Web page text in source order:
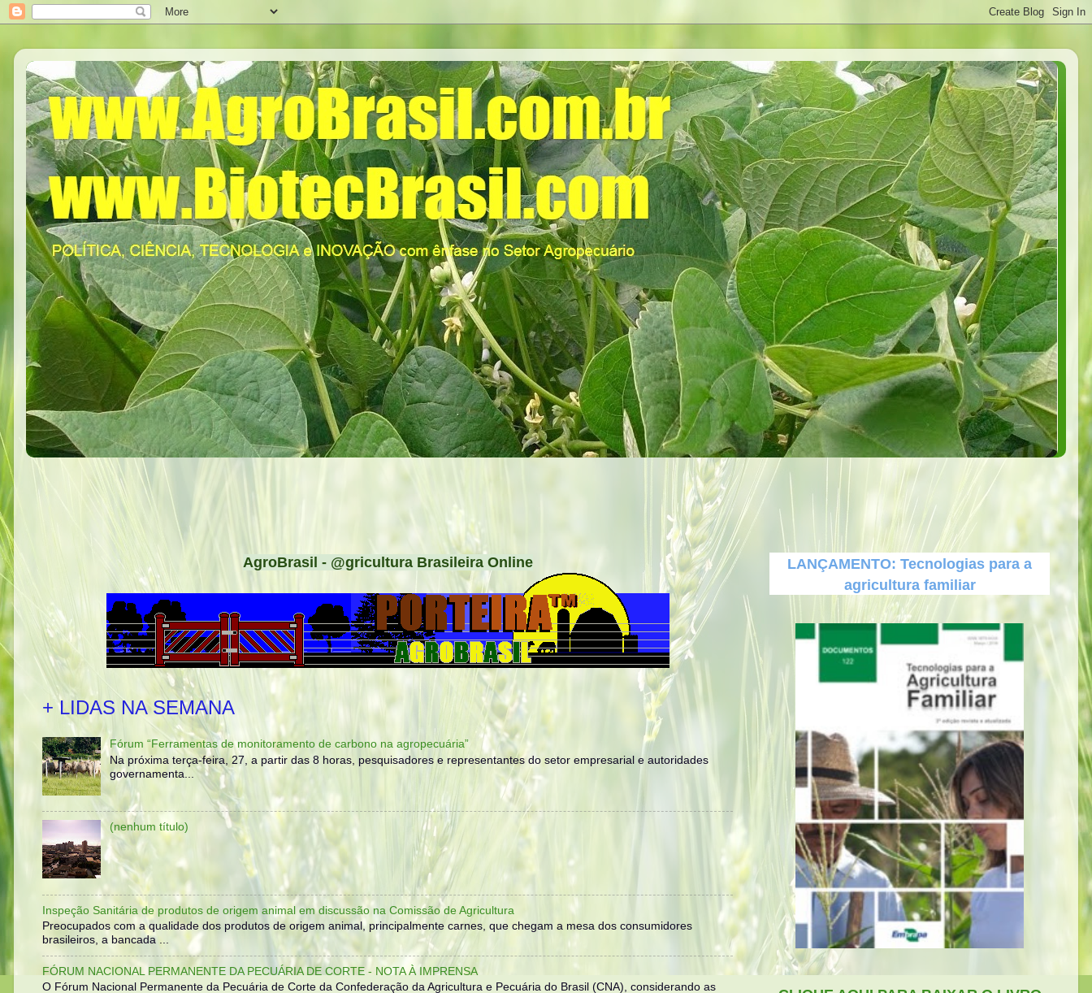
AgroBrasil - @gricultura Brasileira Online
+ LIDAS NA SEMANA
Fórum “Ferramentas de monitoramento de carbono na agropecuária”
Na próxima terça-feira, 27, a partir das 8 horas, pesquisadores e representantes do setor empresarial e autoridades
governamenta...
(nenhum título)
Inspeção Sanitária de produtos de origem animal em discussão na Comissão de Agricultura
Preocupados com a qualidade dos produtos de origem animal, principalmente carnes, que chegam a mesa dos consumidores
brasileiros, a bancada ...
FÓRUM NACIONAL PERMANENTE DA PECUÁRIA DE CORTE - NOTA À IMPRENSA
O Fórum Nacional Permanente da Pecuária de Corte da Confederação da Agricultura e Pecuária do Brasil (CNA), considerando as
LANÇAMENTO: Tecnologias para a
agricultura familiar